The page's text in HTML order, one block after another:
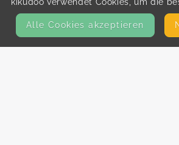
Alle Cookies akzeptieren